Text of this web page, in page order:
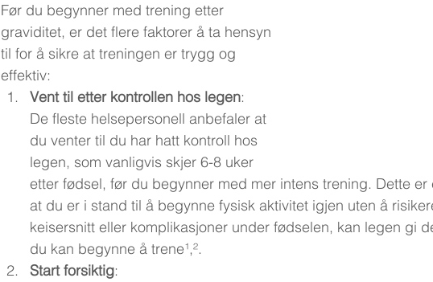
Før du begynner med trening etter
graviditet, er det flere faktorer å ta hensyn
til for å sikre at treningen er trygg og
effektiv:
Vent til etter kontrollen hos legen:
De fleste helsepersonell anbefaler at
du venter til du har hatt kontroll hos
legen, som vanligvis skjer 6-8 uker
etter fødsel, før du begynner med mer intens trening. Dette er
at du er i stand til å begynne fysisk aktivitet igjen uten å
keisersnitt eller komplikasjoner under fødselen, kan legen gi
du kan begynne å trene¹,².
Start forsiktig: